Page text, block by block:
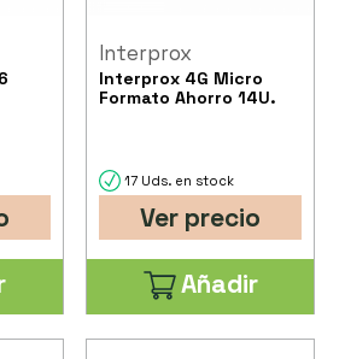
Interprox
Interprox 4G Micro
Formato Ahorro 14U.
17 Uds. en stock
Ver precio
Añadir